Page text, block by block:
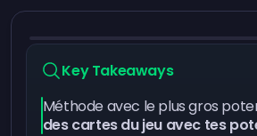
Key Takeaways
Méthode avec le plus gros
des cartes du jeu avec tes